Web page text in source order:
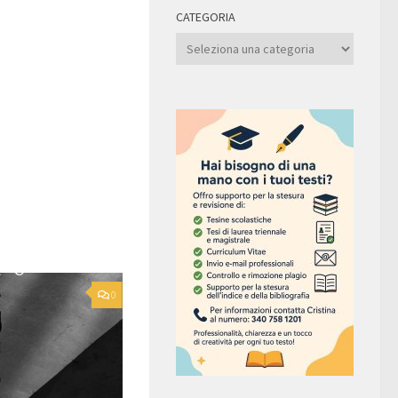
0
CATEGORIA
Categoria